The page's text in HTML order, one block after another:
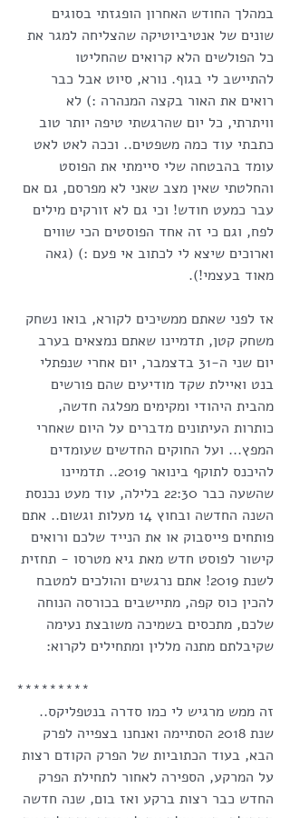
במהלך החודש האחרון הופגזתי בסוגים
שונים של אנטיביוטיקה שהצליחה למגר את
כל הפולשים הלא קרואים שהחליטו
להתיישב לי בגוף. נורא, סיוט אבל כבר
רואים את האור בקצה המנהרה :) לא
וויתרתי, כל יום שהרגשתי טיפה יותר טוב
כתבתי עוד כמה משפטים.. וככה לאט לאט
עומד בהבטחה שלי סיימתי את הפוסט
והחלטתי שאין מצב שאני לא מפרסם, גם אם
עבר כמעט חודש! וכי גם לא זורקים מילים
לפח, וגם כי זה אחד הפוסטים הכי שווים
וארוכים שיצא לי לכתוב אי פעם :) (גאה
מאוד בעצמי!).
אז לפני שאתם ממשיכים לקורא, בואו נשחק
משחק קטן, תדמיינו שאתם נמצאים בערב
יום שני ה-31 בדצמבר, יום אחרי שנפתלי
בנט ואיילת שקד מודיעים שהם פורשים
מהבית היהודי ומקימים מפלגה חדשה,
כותרות העיתונים מדברים על היום שאחרי
המפץ... ועל החוקים החדשים שעומדים
להיכנס לתוקף בינואר 2019.. תדמיינו
שהשעה כבר 22:30 בלילה, עוד מעט נכנסת
השנה החדשה ובחוץ 14 מעלות וגשום.. אתם
פותחים פייסבוק או את הנייד שלכם ורואים
קישור לפוסט חדש מאת גיא מטרסו - תחזית
לשנת 2019! אתם נרגשים והולכים למטבח
להכין כוס קפה, מתיישבים בכורסה הנוחה
שלכם, מתכסים בשמיכה משובצת נעימה
שקיבלתם מתנה מללין ומתחילים לקרוא:
*********
זה ממש מרגיש לי כמו סדרה בנטפליקס..
שנת 2018 הסתיימה ואנחנו בצפייה לפרק
הבא, בעוד הכתוביות של הפרק הקודם רצות
על המרקע, הספירה לאחור לתחילת הפרק
החדש כבר רצות ברקע ואז בום, שנה חדשה